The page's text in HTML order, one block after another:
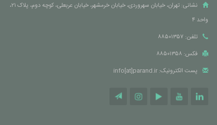
نشانی: تهران، خیابان سهروردی، خیابان خرمشهر، خیابان عربعلی، کوچه دوم، پلاک ۲۱،
واحد ۴
تلفن: ۸۸۵۰۱۳۵۷
فکس: ۸۸۵۰۱۳۵۸
پست الکترونیک: info[at]parand.ir